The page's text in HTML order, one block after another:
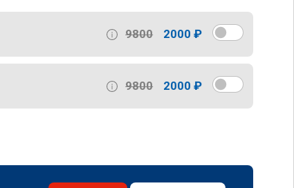
9800 2000 ₽
9800 2000 ₽